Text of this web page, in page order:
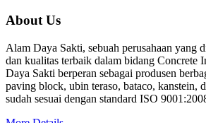
About Us
Alam Daya Sakti, sebuah perusahaan yang
dan kualitas terbaik dalam bidang Concrete
Daya Sakti berperan sebagai produsen
paving block, ubin teraso, bataco, kanstein,
sudah sesuai dengan standard ISO